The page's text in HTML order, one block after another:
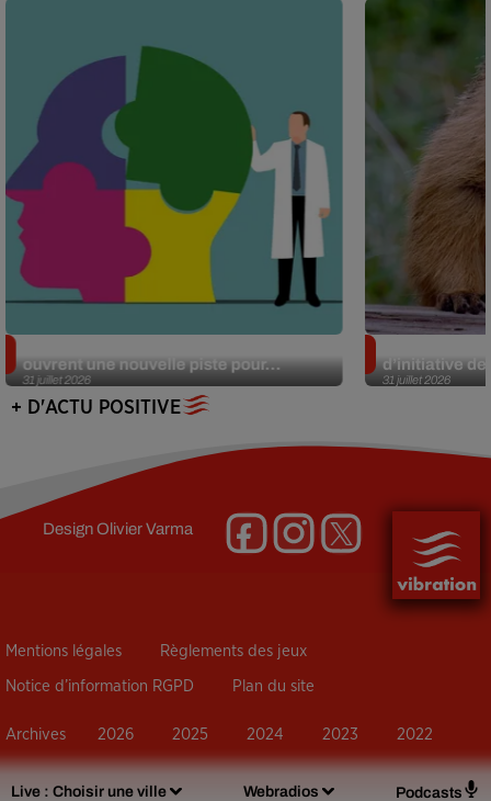
Live : Choisir une ville Webradios Podcasts
31 juillet 2026
ouvrent une nouvelle piste pour...
31 juillet 2026
d’initiative
+ D'ACTU POSITIVE
DesignOlivier Varma
Mentions légales Règlements des jeux
Notice d’information RGPD Plan du site
Archives 2026 2025 2024 2023 2022